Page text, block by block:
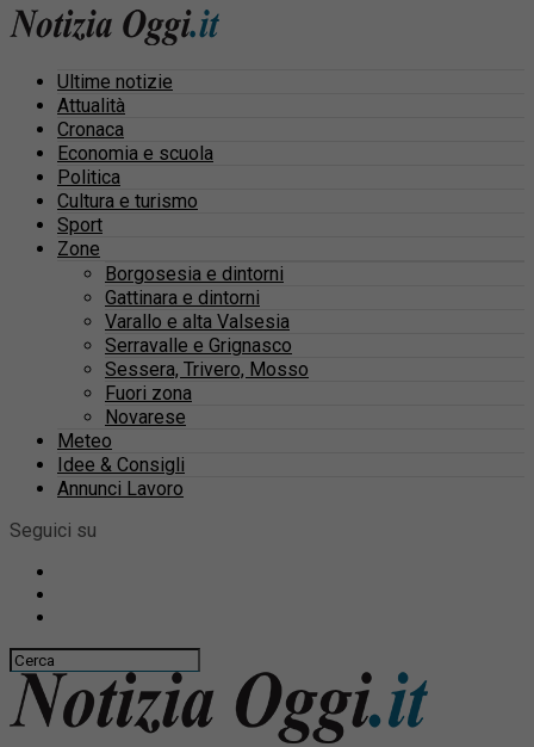
Ultime notizie
Attualità
Cronaca
Economia e scuola
Politica
Cultura e turismo
Sport
Zone
Borgosesia e dintorni
Gattinara e dintorni
Varallo e alta Valsesia
Serravalle e Grignasco
Sessera, Trivero, Mosso
Fuori zona
Novarese
Meteo
Idee & Consigli
Annunci Lavoro
Seguici su